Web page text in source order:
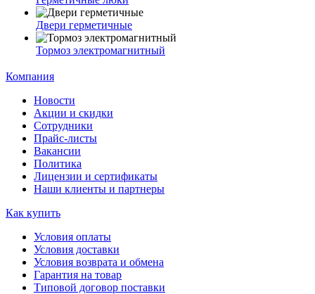
Двери герметичные
Тормоз электромагнитный
Компания
Новости
Акции и скидки
Сотрудники
Прайс-листы
Вакансии
Политика
Лицензии и сертификаты
Наши клиенты и партнеры
Как купить
Условия оплаты
Условия доставки
Условия возврата и обмена
Гарантия на товар
Типовой договор поставки